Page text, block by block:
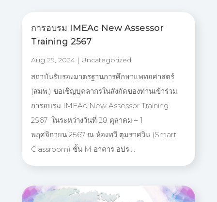
การอบรม IMEAc New Assessor
Training 2567
Aug 29, 2024| Uncategorized
สถาบันรับรองมาตรฐานการศึกษาแพทยศาสตร์
(สมพ.) ขอเชิญบุคลากรในสังกัดของท่านเข้าร่วม
การอบรม IMEAc New Assessor Training
2567 ในระหว่างวันที่ 28 ตุลาคม – 1
พฤศจิกายน 2567 ณ ห้องทวี ตุมราศวิน (Smart
Classroom) ชั้น M อาคาร อปร....